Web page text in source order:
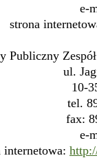
e-
strona
Publiczny
ul.
10-
tel.
fax:
e-
internetowa: